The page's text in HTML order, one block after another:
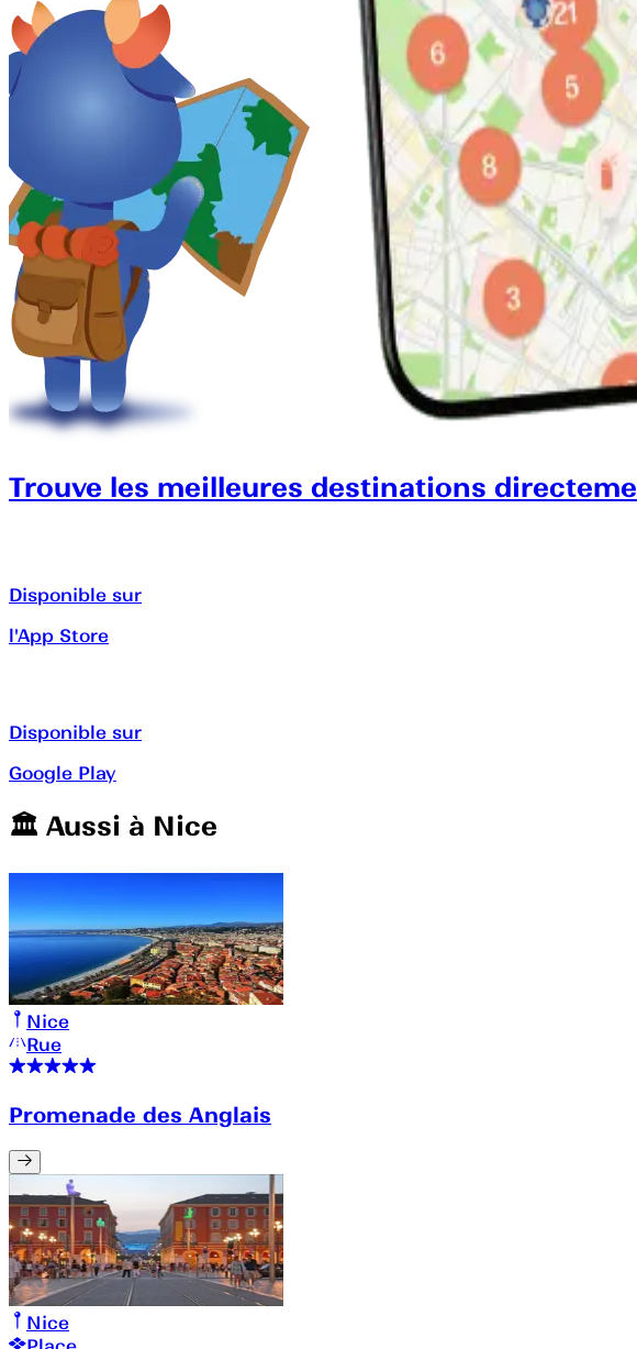
Trouve les meilleures destinations
Disponible sur
l'App Store
Disponible sur
Google Play
🏛️️ Aussi à Nice
Nice
Rue
Promenade des Anglais
Nice